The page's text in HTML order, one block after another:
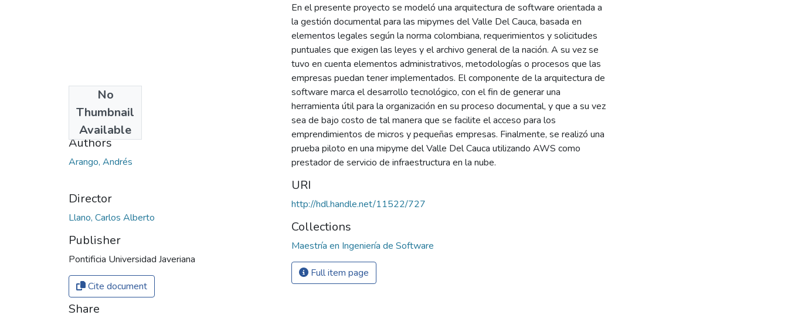
No
Thumbnail
Available
2020
Authors
Arango, Andrés
Director
Llano, Carlos Alberto
Publisher
Pontificia Universidad Javeriana
Cite document
Share
En el presente proyecto se modeló una arquitectura de software orientada a
la gestión documental para las mipymes del Valle Del Cauca, basada en
elementos legales según la norma colombiana, requerimientos y solicitudes
puntuales que exigen las leyes y el archivo general de la nación. A su vez se
tuvo en cuenta elementos administrativos, metodologías o procesos que las
empresas puedan tener implementados. El componente de la arquitectura de
software marca el desarrollo tecnológico, con el fin de generar una
herramienta útil para la organización en su proceso documental, y que a su vez
sea de bajo costo de tal manera que se facilite el acceso para los
emprendimientos de micros y pequeñas empresas. Finalmente, se realizó una
prueba piloto en una mipyme del Valle Del Cauca utilizando AWS como
prestador de servicio de infraestructura en la nube.
URI
http://hdl.handle.net/11522/727
Collections
Maestría en Ingeniería de Software
Full item page